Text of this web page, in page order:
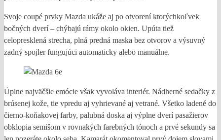
Svoje coupé prvky Mazda ukáže aj po otvorení ktorýchkoľvek
bočných dverí – chýbajú rámy okolo okien. Upúta tiež
celopresklená strecha, plná predná maska bez otvorov a výsuvný
zadný spojler fungujúci automaticky alebo manuálne.
Úplne najväčšie emócie však vyvoláva interiér. Nádherné sedačky z
brúsenej kože, tie vpredu aj vyhrievané aj vetrané. Všetko ladené do
čierno-koňakovej farby, palubná doska aj výplne dverí pasažierov
obklopia semišom v rovnakých farebných tónoch a prvé sekundy sa